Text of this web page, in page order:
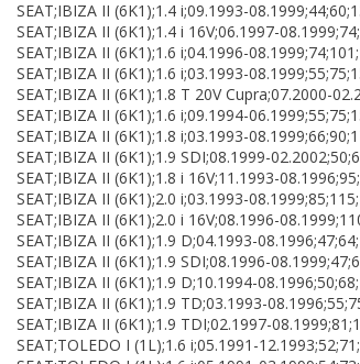
SEAT;IBIZA II (6K1);1.4 i;09.1993-
SEAT;IBIZA II (6K1);1.4 i 16V;06.1997-
SEAT;IBIZA II (6K1);1.6 i;04.1996-
SEAT;IBIZA II (6K1);1.6 i;03.1993-
SEAT;IBIZA II (6K1);1.8 T 20V Cupra;07.2000-
SEAT;IBIZA II (6K1);1.6 i;09.1994-
SEAT;IBIZA II (6K1);1.8 i;03.1993-
SEAT;IBIZA II (6K1);1.9 SDI;08.1999-
SEAT;IBIZA II (6K1);1.8 i 16V;11.1993-
SEAT;IBIZA II (6K1);2.0 i;03.1993-
SEAT;IBIZA II (6K1);2.0 i 16V;08.1996-
SEAT;IBIZA II (6K1);1.9 D;04.1993-
SEAT;IBIZA II (6K1);1.9 SDI;08.1996-
SEAT;IBIZA II (6K1);1.9 D;10.1994-
SEAT;IBIZA II (6K1);1.9 TD;03.1993-
SEAT;IBIZA II (6K1);1.9 TDI;02.1997-
SEAT;TOLEDO I (1L);1.6 i;05.1991-